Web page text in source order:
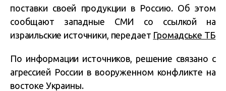
поставки своей продукции в Россию. Об этом
сообщают западные СМИ со ссылкой на
израильские источники, передает Громадське ТБ
По информации источников, решение связано с
агрессией России в вооруженном конфликте на
востоке Украины.